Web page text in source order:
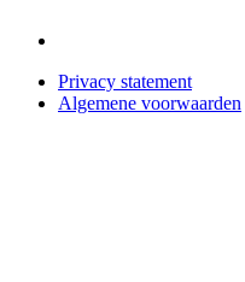
Privacy statement
Algemene voorwaarden